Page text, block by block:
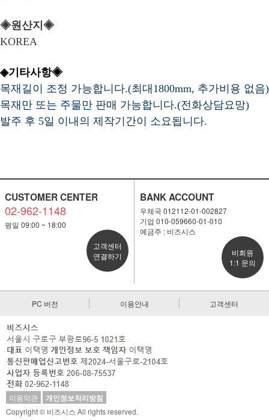
◈원산지◈
KOREA
◈기타사항◈
목재길이 조정 가능합니다.(최대1800mm, 추가비용 없음)
목재만 또는 주물만 판매 가능합니다.(전화상담요망)
발주 후 5일 이내의 제작기간이 소요됩니다.
CUSTOMER CENTER
02-962-1148
평일 09:00 ~ 18:00
고객센터
연결하기
BANK ACCOUNT
우체국 012112-01-002827
기업 010-059660-01-010
예금주 : 비즈시스
비회원
1:1 문의
PC 버전 이용안내 고객센터
이용약관 개인정보처리방침
Copyright © 비즈시스 All rights reserved.